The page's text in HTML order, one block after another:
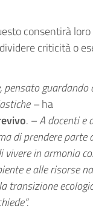
consentirà loro
criticità o
pensato guardando
–ha
. – A docenti e
di prendere parte
vivere in armonia
e alle risorse
transizione